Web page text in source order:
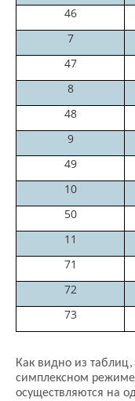
46
7
47
8
48
9
49
10
50
11
71
72
73
Как видно из
симплексном
осуществляются на